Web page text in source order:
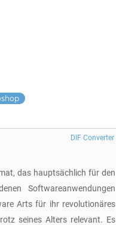
das hauptsächlich für den
Softwareanwendungen
Arts für ihr revolutionäres
seines Alters relevant. Es
DIF Converter